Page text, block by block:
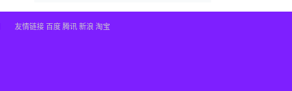
友情链接百度腾讯新浪 淘宝